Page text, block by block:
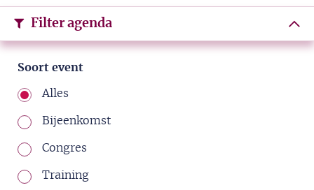
Filter agenda
Soort event
Alles
Bijeenkomst
Congres
Training